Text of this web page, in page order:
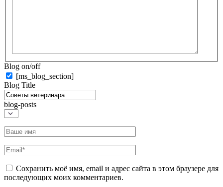
Blog on/off
[ms_blog_section]
Blog Title
blog-posts
Название*
Email*
Сохранить моё имя, email и адрес сайта в этом браузере для
последующих моих комментариев.